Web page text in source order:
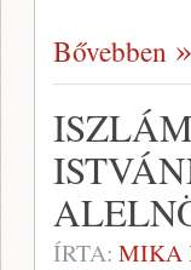
Bővebben
ÍRTA: MIKA